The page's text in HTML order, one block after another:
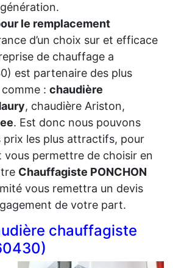
le remplacement
d’un choix sur et efficace
de chauffage a
est partenaire des plus
: chaudière
, chaudière Ariston,
. Est donc nous pouvons
prix les plus attractifs, pour
vous permettre de choisir en
Chauffagiste PONCHON
vous remettra un devis
de votre part.
chauffagiste